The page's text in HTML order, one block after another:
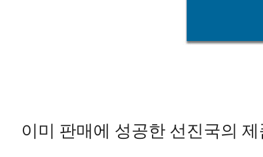
이미 판매에 성공한 선진국의